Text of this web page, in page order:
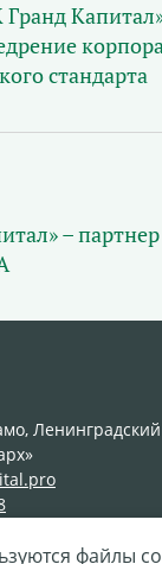
стандарта
–
Ленинградский
файлы